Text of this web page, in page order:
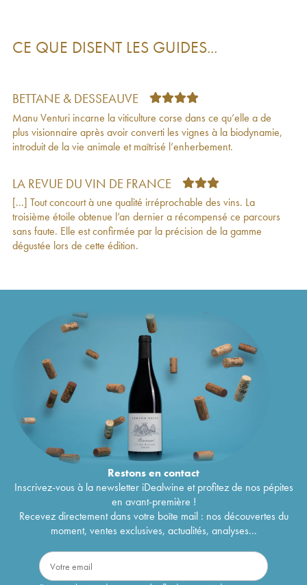
Vin de Corse IP Clos Venturi 2020
2020
Vin de Corse Clos Venturi
2020
Vin de Corse Altare Clos Venturi2020 100€
Vin de Corse Le Chemin de Croix Clos Venturi
2020
173€
2020
Vin de Corse Clos Venturi 2019
Vin de Corse Altare Clos Venturi2019 88€
Vin de Corse Altare Clos Venturi 2019 88€
Vin de Corse Le Chemin de Croix Clos Venturi
2019
186€
Vin de France Altare Clos Venturi2018 38€
Vin de Corse Chiesa Nera Clos Venturi
Vin de Corse Chiesa Nera Clos Venturi
Vin de Corse IP Clos Venturi
34€
Vin de France Altare Clos Venturi
38
Vin de Corse Clos Venturi
2017 35
Vin de Corse Clos Venturi
2017 28
Vin de Corse Chiesa Nera Clos Venturi2016
Vin de Corse Clos Venturi2016
Vin de Corse Chiesa Nera Clos Venturi
Vin de Corse Clos Venturi2016
Vin de Corse Le Chemin de Croix Clos Venturi
Vin de Corse Clos Venturi2015 25€
Vin de Corse Chiesa Nera Clos Venturi
Vin de Corse Clos Venturi 2015 25€
Vin de Corse Chiesa Nera Clos Venturi2015 66€
Vin de Corse Clos Venturi2014 26€
Vin de Corse Chiesa Nera Clos Venturi
Vin de Corse Clos Venturi2014 38€
CE QUE DISENT LES GUIDES...
BETTANE & DESSEAUVE
Manu Venturi incarne la viticulture corse dans ce qu’elle a de
plus visionnaire après avoir converti les vignes à la biodynamie,
introduit de la vie animale et maîtrisé l’enherbement.
LA REVUE DU VIN DE FRANCE
[...] Tout concourt à une qualité irréprochable des vins. La
troisième étoile obtenue l’an dernier a récompensé ce parcours
sans faute. Elle est confirmée par la précision de la gamme
dégustée lors de cette édition.
Restons encontact
Inscrivez-vous à la newsletter iDealwine et profitez de nos pépites
en avant-première !
Recevez directement dans votre boîte mail : nos découvertes du
moment, ventes exclusives, actualités, analyses...